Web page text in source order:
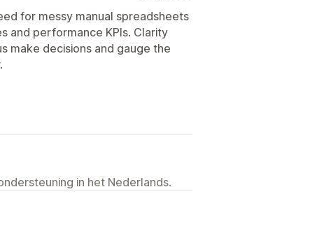
for messy manual spreadsheets
and performance KPIs. Clarity
make decisions and gauge the
in het Nederlands.